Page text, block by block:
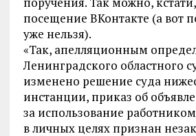
посещение ВКонтакте (а вот
уже нельзя).
«Так, апелляционным
Ленинградского областного
изменено решение суда
инстанции, приказ об
за использование
в личных целях признан